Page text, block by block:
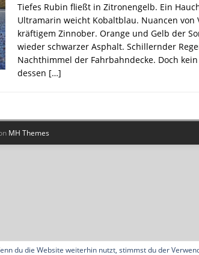
Tiefes Rubin fließt in Zitronengelb. Ein
Ultramarin weicht Kobaltblau. Nuancen von
kräftigem Zinnober. Orange und Gelb der
wieder schwarzer Asphalt. Schillernder
Nachthimmel der Fahrbahndecke. Doch
dessen […]
MH Themes
du die Website weiterhin nutzt, stimmst du der